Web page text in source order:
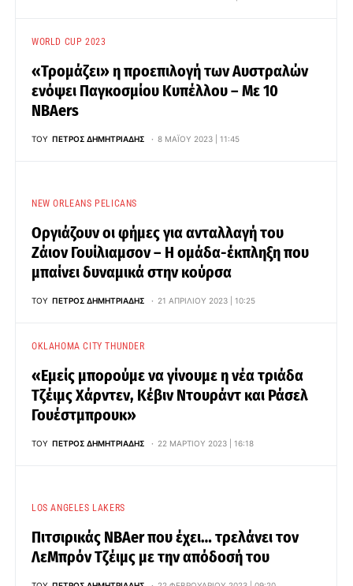
WORLD CUP 2023
«Τρομάζει» η προεπιλογή των Αυστραλών
ενόψει Παγκοσμίου Κυπέλλου – Με 10
NBAers
ΤΟΥ ΠΈΤΡΟΣ ΔΗΜΗΤΡΙΆΔΗΣ 8 ΜΑΪ́ΟΥ 2023 | 11:45
NEW ORLEANS PELICANS
Οργιάζουν οι φήμες για ανταλλαγή του
Ζάιον Γουίλιαμσον – Η ομάδα-έκπληξη που
μπαίνει δυναμικά στην κούρσα
ΤΟΥ ΠΈΤΡΟΣ ΔΗΜΗΤΡΙΆΔΗΣ 21 ΑΠΡΙΛΊΟΥ 2023 | 10:25
OKLAHOMA CITY THUNDER
«Εμείς μπορούμε να γίνουμε η νέα τριάδα
Τζέιμς Χάρντεν, Κέβιν Ντουράντ και Ράσελ
Γουέστμπρουκ»
ΤΟΥ ΠΈΤΡΟΣ ΔΗΜΗΤΡΙΆΔΗΣ 22 ΜΑΡΤΊΟΥ 2023 | 16:18
LOS ANGELES LAKERS
Πιτσιρικάς NBAer που έχει… τρελάνει τον
ΛεMπρόν Τζέιμς με την απόδοσή του